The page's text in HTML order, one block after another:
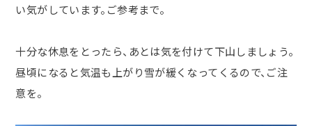
い気がしています。ご参考まで。
十分な休息をとったら、あとは気を付けて下山しましょう。
昼頃になると気温も上がり雪が緩くなってくるので、ご注
意を。